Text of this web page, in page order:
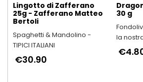
Lingotto di Zafferano
25g - Zafferano Matteo
Bertoli
Spaghetti & Mandolino -
TIPICI ITALIANI
€30.90
30 g
la
Olio